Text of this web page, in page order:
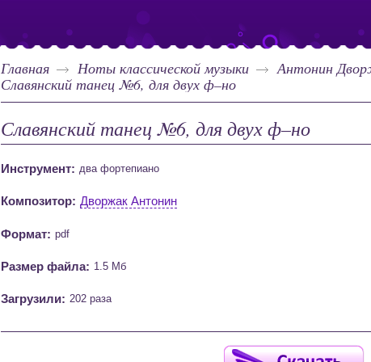
Главная Ноты классической музыки
Антонин
Славянский танец №6, для двух ф–но
Славянский танец №6, для двух ф–но
Инструмент: два фортепиано
Композитор: Дворжак Антонин
Формат: pdf
Размер файла: 1.5 Мб
Загрузили: 202 раза